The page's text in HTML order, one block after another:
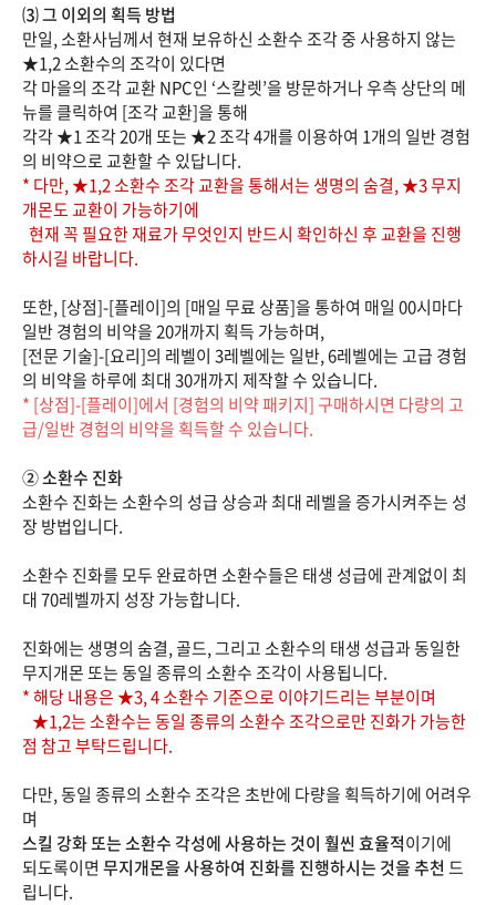
⑶ 그 이외의 획득 방법
만일, 소환사님께서 현재 보유하신 소환수 조각 중 사용하지 않는
★1,2 소환수의 조각이 있다면
각 마을의 조각 교환 NPC인 ‘스칼렛’을 방문하거나 우측 상단의 메
뉴를 클릭하여 [조각 교환]을 통해
각각 ★1 조각 20개 또는 ★2 조각 4개를 이용하여 1개의 일반 경험
의 비약으로 교환할 수 있답니다.
* 다만, ★1,2 소환수 조각 교환을 통해서는 생명의 숨결, ★3 무지
개몬도 교환이 가능하기에
현재 꼭 필요한 재료가 무엇인지 반드시 확인하신 후 교환을 진행
하시길 바랍니다.
또한, [상점]-[플레이]의 [매일 무료 상품]을 통하여 매일 00시마다
일반 경험의 비약을 20개까지 획득 가능하며,
[전문 기술]-[요리]의 레벨이 3레벨에는 일반, 6레벨에는 고급 경험
의 비약을 하루에 최대 30개까지 제작할 수 있습니다.
* [상점]-[플레이]에서 [경험의 비약 패키지] 구매하시면 다량의 고
급/일반 경험의 비약을 획득할 수 있습니다.
② 소환수 진화
소환수 진화는 소환수의 성급 상승과 최대 레벨을 증가시켜주는 성
장 방법입니다.
소환수 진화를 모두 완료하면 소환수들은 태생 성급에 관계없이 최
대 70레벨까지 성장 가능합니다.
진화에는 생명의 숨결, 골드, 그리고 소환수의 태생 성급과 동일한
무지개몬 또는 동일 종류의 소환수 조각이 사용됩니다.
* 해당 내용은 ★3, 4 소환수 기준으로 이야기드리는 부분이며
★1,2는 소환수는 동일 종류의 소환수 조각으로만 진화가 가능한
점 참고 부탁드립니다.
다만, 동일 종류의 소환수 조각은 초반에 다량을 획득하기에 어려우
며
스킬 강화 또는 소환수 각성에 사용하는 것이 훨씬 효율적이기에
되도록이면 무지개몬을 사용하여 진화를 진행하시는 것을 추천 드
립니다.